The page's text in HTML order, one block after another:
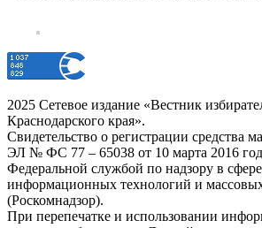
2025 Сетевое издание «Вестник
Краснодарского края».
Свидетельство о регистрации средства
ЭЛ № ФС 77 – 65038 от 10 марта 2016
Федеральной службой по надзору в сфере
информационных технологий и
(Роскомнадзор).
При перепечатке и использовании